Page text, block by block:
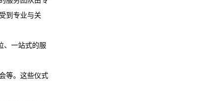
到专业与关
、一站式的服
等。这些仪式